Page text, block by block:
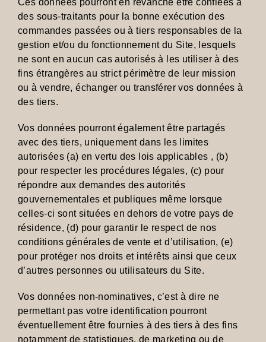
Ces données pourront en revanche être confiées à
des sous-traitants pour la bonne exécution des
commandes passées ou à tiers responsables de la
gestion et/ou du fonctionnement du Site, lesquels
ne sont en aucun cas autorisés à les utiliser à des
fins étrangères au strict périmètre de leur mission
ou à vendre, échanger ou transférer vos données à
des tiers.
Vos données pourront également être partagés
avec des tiers, uniquement dans les limites
autorisées (a) en vertu des lois applicables , (b)
pour respecter les procédures légales, (c) pour
répondre aux demandes des autorités
gouvernementales et publiques même lorsque
celles-ci sont situées en dehors de votre pays de
résidence, (d) pour garantir le respect de nos
conditions générales de vente et d’utilisation, (e)
pour protéger nos droits et intérêts ainsi que ceux
d’autres personnes ou utilisateurs du Site.
Vos données non-nominatives, c’est à dire ne
permettant pas votre identification pourront
éventuellement être fournies à des tiers à des fins
notamment de statistiques, de marketing ou de